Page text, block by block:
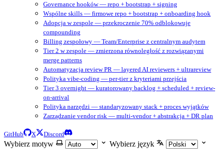
Governance hooków — repo + bootstrap + signing
Wspólne skills — firmowe repo + bootstrap + onboarding hook
Adopcja w zespole — przekroczenie 70% odblokowuje
compounding
Billing zespołowy — Team/Enterprise z centralnym audytem
Tier 2 w zespole — zmierzona równoległość z rozwiązanymi
merge patterns
Automatyzacja review PR — layered AI reviewers + ultrareview
Polityka vibe-coding — per-tier z kryteriami przejścia
Tier 3 overnight — kuratorowany backlog + scheduled + review-
on-arrival
Polityka narzędzi — standaryzowany stack + proces wyjątków
Zarządzanie vendor risk — multi-vendor + abstrakcja + DR plan
GitHub X Discord
Wybierz motyw Wybierz język